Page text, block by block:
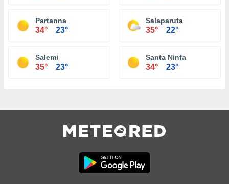
Partanna
34° 23°
Salaparuta
35° 22°
Salemi
35° 23°
Santa Ninfa
34° 23°